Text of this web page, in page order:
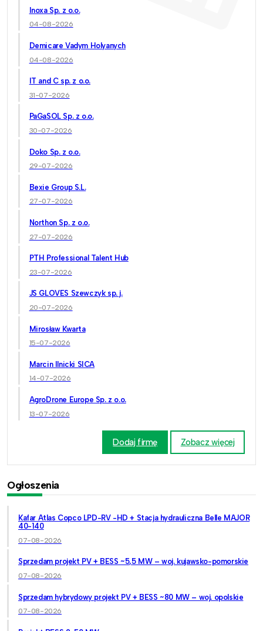
Inoxa Sp. z o.o.
04-08-2026
Demicare Vadym Holyanych
04-08-2026
IT and C sp. z o.o.
31-07-2026
PaGaSOL Sp. z o.o.
30-07-2026
Doko Sp. z o.o.
29-07-2026
Bexie Group S.L.
27-07-2026
Northon Sp. z o.o.
27-07-2026
PTH Professional Talent Hub
23-07-2026
JS GLOVES Szewczyk sp. j.
20-07-2026
Mirosław Kwarta
15-07-2026
Marcin Ilnicki SICA
14-07-2026
AgroDrone Europe Sp. z o.o.
13-07-2026
Dodaj firmę Zobacz więcej
Ogłoszenia
Kafar Atlas Copco LPD-RV -HD + Stacja hydrauliczna Belle MAJOR
40-140
07-08-2026
Sprzedam projekt PV + BESS ~5,5 MW – woj. kujawsko-pomorskie
07-08-2026
Sprzedam hybrydowy projekt PV + BESS ~80 MW – woj. opolskie
07-08-2026